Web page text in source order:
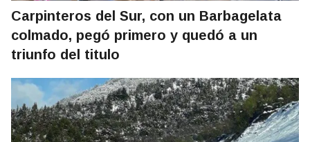
Carpinteros del Sur, con un Barbagelata
colmado, pegó primero y quedó a un
triunfo del titulo